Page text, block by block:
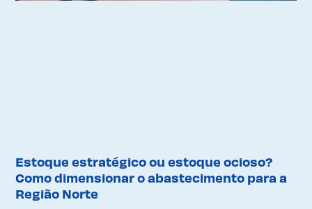
Estoque estratégico ou estoque ocioso?
Como dimensionar o abastecimento para a
Região Norte